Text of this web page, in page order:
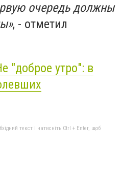
очередь должны
, - отметил
"доброе утро": в
текст і натисніть Ctrl + Enter, щоб